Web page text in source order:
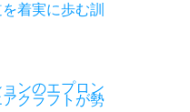
着実に歩む訓
ンのエプロン
クラフトが勢